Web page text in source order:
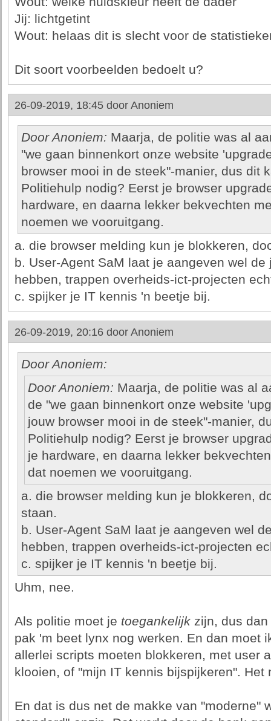
Jij: lichtgetint
Wout: helaas dit is slecht voor de
Dit soort voorbeelden bedoelt u?
26-09-2019, 18:45 door Anoniem
Door Anoniem: Maarja, de politie was al
"we gaan binnenkort onze website
browser mooi in de steek"-manier, dus dit
Politiehulp nodig? Eerst je browser
hardware, en daarna lekker bekvechten
noemen we vooruitgang.
a. die browser melding kun je blokkeren,
b. User-Agent SaM laat je aangeven wel
hebben, trappen overheids-ict-projecten
c. spijker je IT kennis 'n beetje bij.
26-09-2019, 20:16 door Anoniem
Door Anoniem:
Door Anoniem: Maarja, de politie was al
de "we gaan binnenkort onze website
jouw browser mooi in de steek"-manier,
Politiehulp nodig? Eerst je browser
je hardware, en daarna lekker
dat noemen we vooruitgang.
a. die browser melding kun je blokkeren,
staan.
b. User-Agent SaM laat je aangeven wel
hebben, trappen overheids-ict-projecten
c. spijker je IT kennis 'n beetje bij.
Uhm, nee.
Als politie moet je toegankelijkzijn, dus dan
pak 'm beet lynx nog werken. En dan moet
allerlei scripts moeten blokkeren, met user
klooien, of "mijn IT kennis bijspijkeren". Het
En dat is dus net de makke van "moderne"